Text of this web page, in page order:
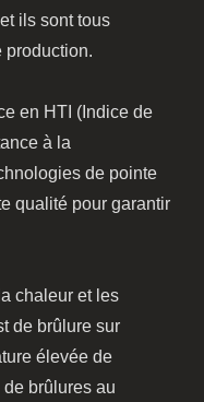
ils sont tous
production.
en HTI (Indice de
à la
de pointe
qualité pour garantir
chaleur et les
de brûlure sur
élevée de
brûlures au